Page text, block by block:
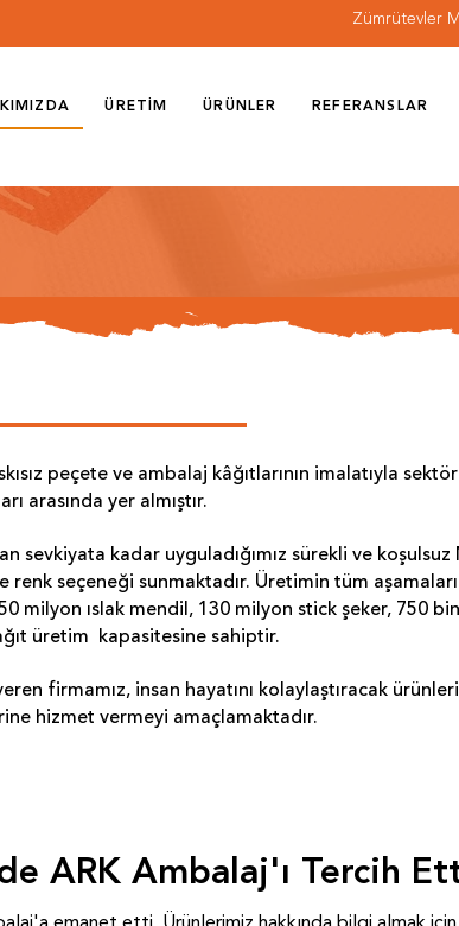
Zümrütevler
ÜRETİM ÜRÜNLER REFERANSLAR
peçete ve ambalaj kâğıtlarının imalatıyla
arasında yer almıştır.
sevkiyata kadar uyguladığımız sürekli ve koşulsuz
renk seçeneği sunmaktadır. Üretimin tüm
milyon ıslak mendil, 130 milyon stick şeker, 750
üretim kapasitesine sahiptir.
firmamız, insan hayatını kolaylaştıracak
hizmet vermeyi amaçlamaktadır.
ARK Ambalaj'ı Tercih